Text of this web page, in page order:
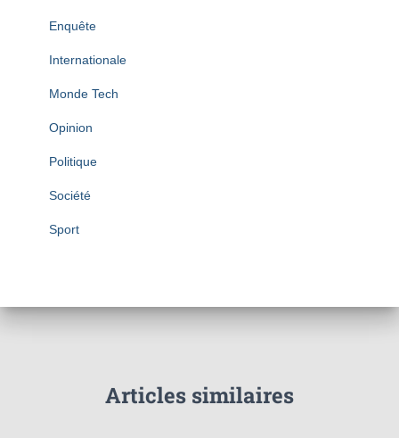
Enquête
Internationale
Monde Tech
Opinion
Politique
Société
Sport
Articles similaires